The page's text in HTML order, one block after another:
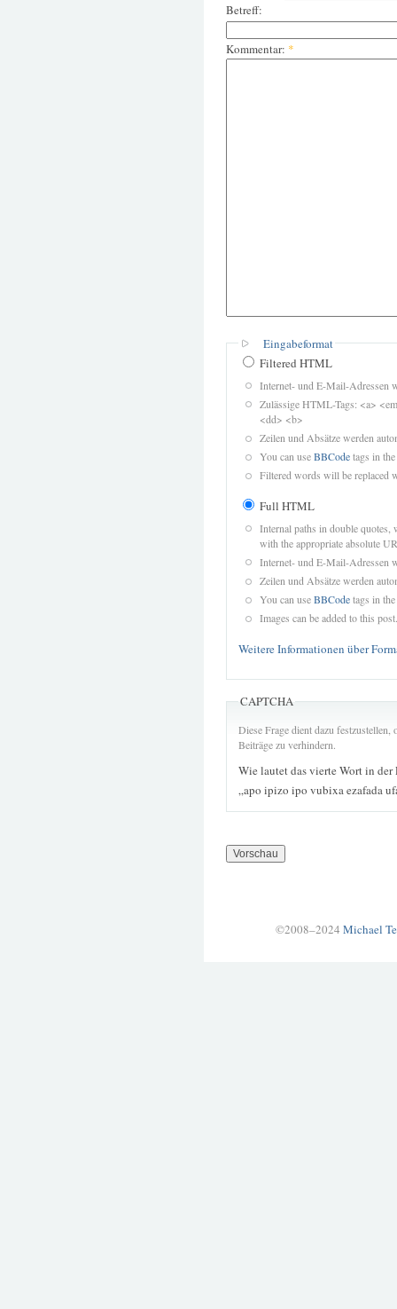
Betreff:
Kommentar: *
Eingabeformat
Filtered HTML
Internet- und E-Mail-Adressen
Zulässige HTML-Tags: <a>
<dd> <b>
Zeilen und Absätze werden
You can useBBCodetags in
Filtered words will be replaced
Full HTML
Internal paths in double quotes,
with the appropriate absolute
Internet- und E-Mail-Adressen
Zeilen und Absätze werden
You can useBBCodetags in
Images can be added to this post.
Weitere Informationen über
CAPTCHA
Diese Frage dient dazu
Beiträge zu verhindern.
Wie lautet das vierte Wort in der
„apo ipizo ipo vubixa ezafada
©2008–2024 Michael